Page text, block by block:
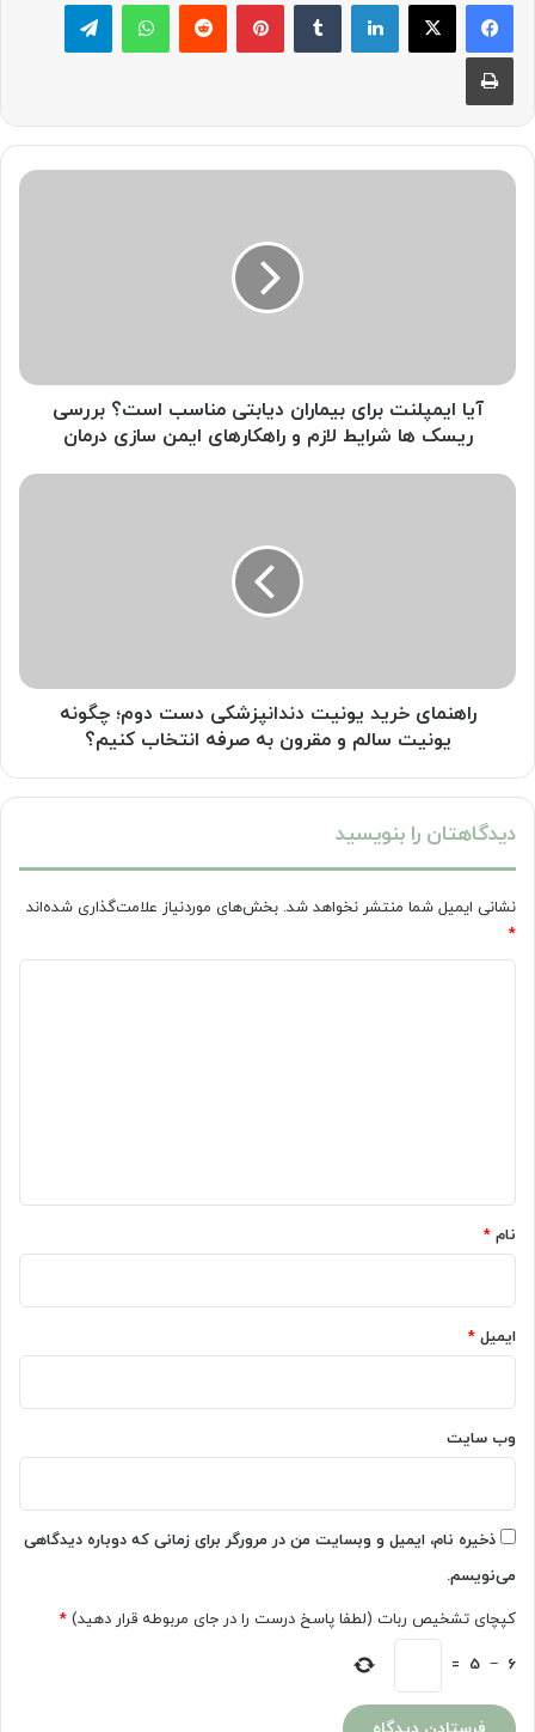
چاپ
آیا
ریسک
و
آیا ایمپلنت برای بیماران دیابتی مناسب است؟ بررسی
ریسک ها شرایط لازم و راهکارهای ایمن سازی درمان
راهنمای
سالم
صرفه
کنیم؟
راهنمای خرید یونیت دندانپزشکی دست دوم؛ چگونه
یونیت سالم و مقرون به صرفه انتخاب کنیم؟
دیدگاهتان را بنویسید
نشانی ایمیل شما منتشر نخواهد شد. بخش‌های موردنیاز علامت‌گذاری شده‌اند
*
نام *
ایمیل *
وب‌ سایت
ذخیره نام، ایمیل و وبسایت من در مرورگر برای زمانی که دوباره دیدگاهی
می‌نویسم.
کپچای تشخیص ربات (لطفا پاسخ درست را در جای مربوطه قرار دهید) *
6
−
5
=